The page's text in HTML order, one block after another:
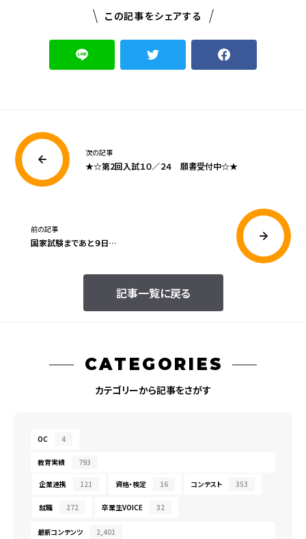
この記事をシェアする
次の記事
★☆第2回入試１０／２４ 願書受付中☆★
記事一覧に戻る
前の記事
国家試験まであと９日…
CATEGORIES
カテゴリーから記事をさがす
OC 4
教育実績 793
企業連携 121 資格・検定 16 コンテスト 353
就職 272 卒業生VOICE 32
最新コンテンツ 2,401